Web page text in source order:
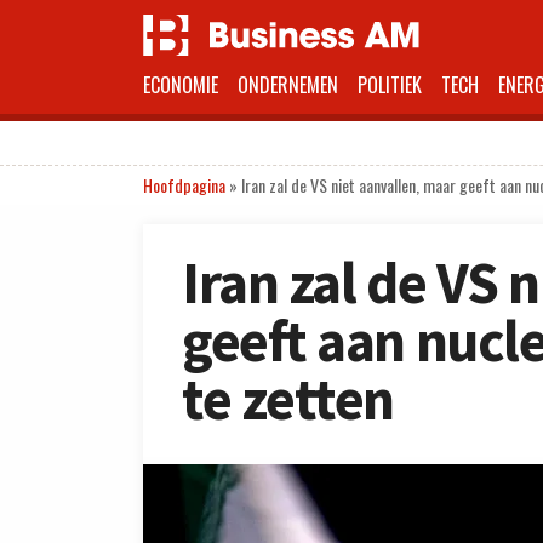
ECONOMIE ONDERNEMEN POLITIEK TECH
Hoofdpagina» Iran zal de VS niet aanvallen, maar geeft aan
Iran zal de VS
geeft aan
te zetten